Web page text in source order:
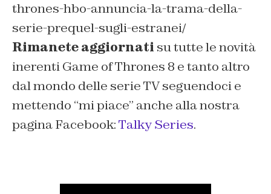
thrones-hbo-annuncia-la-trama-della-
serie-prequel-sugli-estranei/
Rimanete aggiornati su tutte le novità
inerenti Game of Thrones 8 e tanto altro
dal mondo delle serie TV seguendoci e
mettendo “mi piace” anche alla nostra
pagina Facebook:Talky Series.